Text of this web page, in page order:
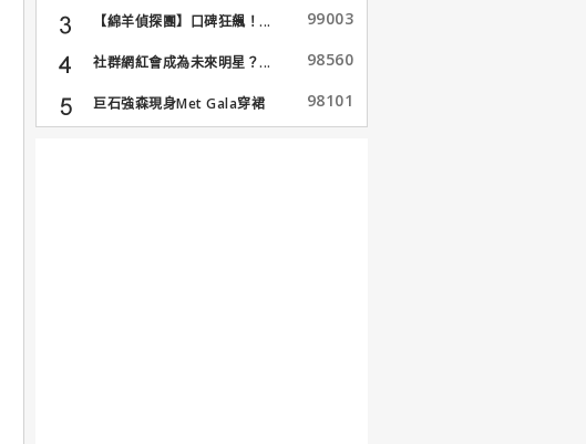
【綿羊偵探團】口碑狂飆！... 99003
社群網紅會成為未來明星？... 98560
巨石強森現身Met Gala穿裙
子...
98101